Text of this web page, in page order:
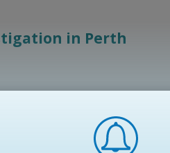
in Perth
in Picton area